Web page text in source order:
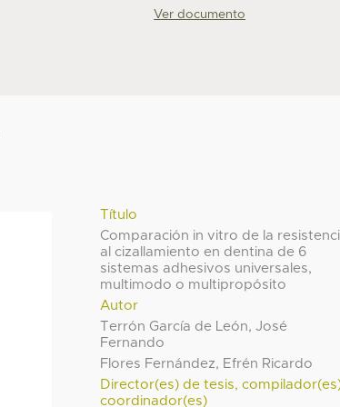
Ver documento
Título
Comparación in vitro de la
al cizallamiento en dentina de 6
sistemas adhesivos universales,
multimodo o multipropósito
Autor
Terrón García de León, José
Fernando
Flores Fernández, Efrén Ricardo
Director(es) de tesis,
coordinador(es)